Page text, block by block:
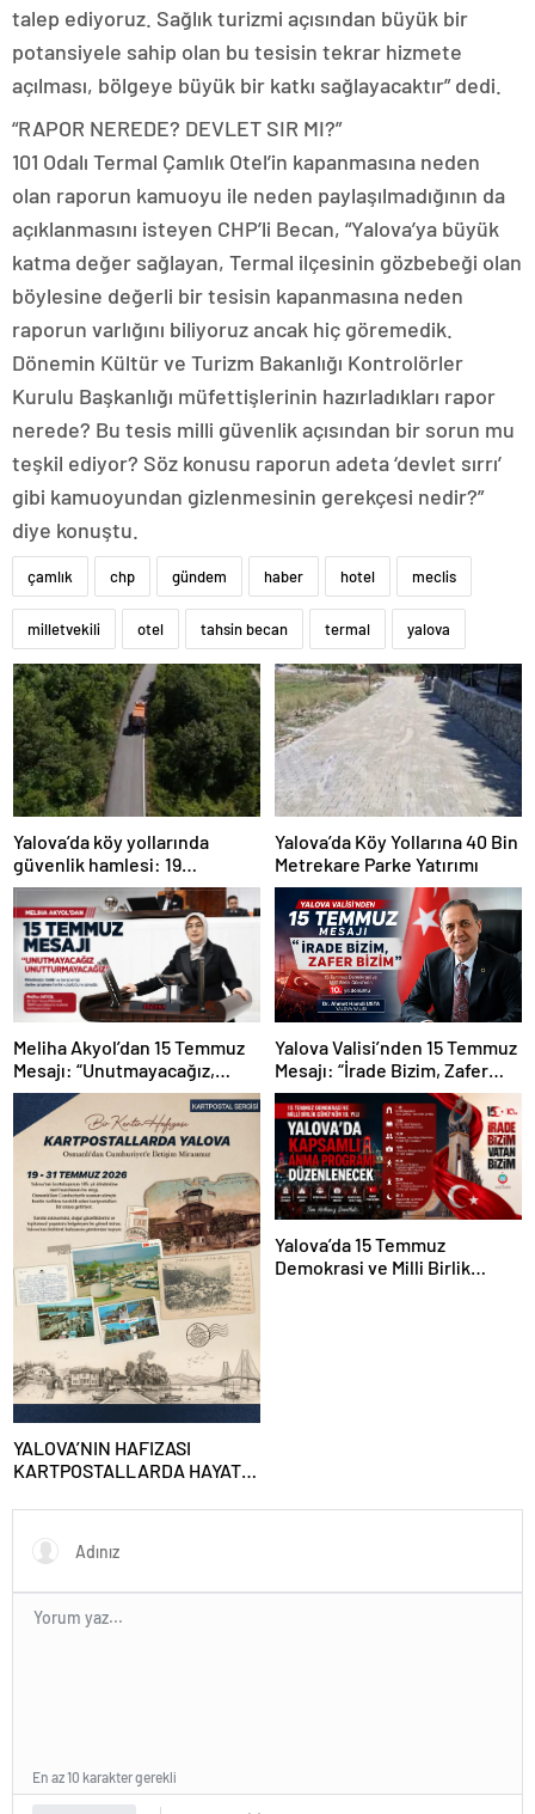
talep ediyoruz. Sağlık turizmi açısından büyük bir
potansiyele sahip olan bu tesisin tekrar hizmete
açılması, bölgeye büyük bir katkı sağlayacaktır” dedi.
“RAPOR NEREDE? DEVLET SIR MI?”
101 Odalı Termal Çamlık Otel’in kapanmasına neden
olan raporun kamuoyu ile neden paylaşılmadığının da
açıklanmasını isteyen CHP’li Becan, “Yalova’ya büyük
katma değer sağlayan, Termal ilçesinin gözbebeği olan
böylesine değerli bir tesisin kapanmasına neden
raporun varlığını biliyoruz ancak hiç göremedik.
Dönemin Kültür ve Turizm Bakanlığı Kontrolörler
Kurulu Başkanlığı müfettişlerinin hazırladıkları rapor
nerede? Bu tesis milli güvenlik açısından bir sorun mu
teşkil ediyor? Söz konusu raporun adeta ‘devlet sırrı’
gibi kamuoyundan gizlenmesinin gerekçesi nedir?”
diye konuştu.
çamlık chp gündem haber hotel meclis
milletvekili otel tahsin becan termal yalova
Yalova’da köy yollarında
güvenlik hamlesi: 19
kilometrelik çalışma hedefi
Yalova’da Köy Yollarına 40 Bin
Metrekare Parke Yatırımı
Meliha Akyol’dan 15 Temmuz
Mesajı: “Unutmayacağız,
Unutturmayacağız”
Yalova Valisi’nden 15 Temmuz
Mesajı: “İrade Bizim, Zafer
Bizim”
YALOVA’NIN HAFIZASI
KARTPOSTALLARDA HAYAT
Yalova’da 15 Temmuz
Demokrasi ve Milli Birlik
En az 10 karakter gerekli